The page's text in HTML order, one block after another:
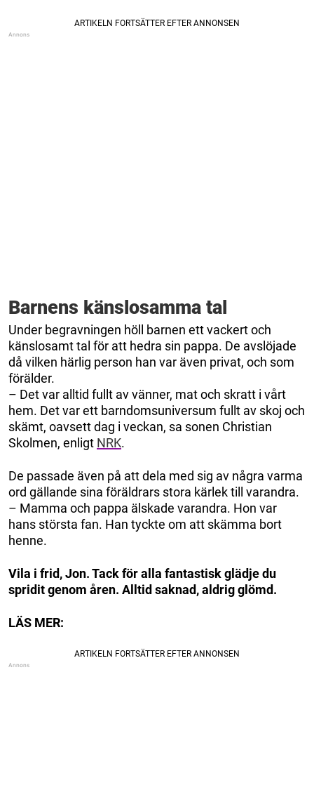
Barnens känslosamma tal
Under begravningen höll barnen ett vackert och
känslosamt tal för att hedra sin pappa. De avslöjade
då vilken härlig person han var även privat, och som
förälder.
– Det var alltid fullt av vänner, mat och skratt i vårt
hem. Det var ett barndomsuniversum fullt av skoj och
skämt, oavsett dag i veckan, sa sonen Christian
Skolmen, enligt NRK.
De passade även på att dela med sig av några varma
ord gällande sina föräldrars stora kärlek till varandra.
– Mamma och pappa älskade varandra. Hon var
hans största fan. Han tyckte om att skämma bort
henne.
Vila i frid, Jon. Tack för alla fantastisk glädje du
spridit genom åren. Alltid saknad, aldrig glömd.
LÄS MER: